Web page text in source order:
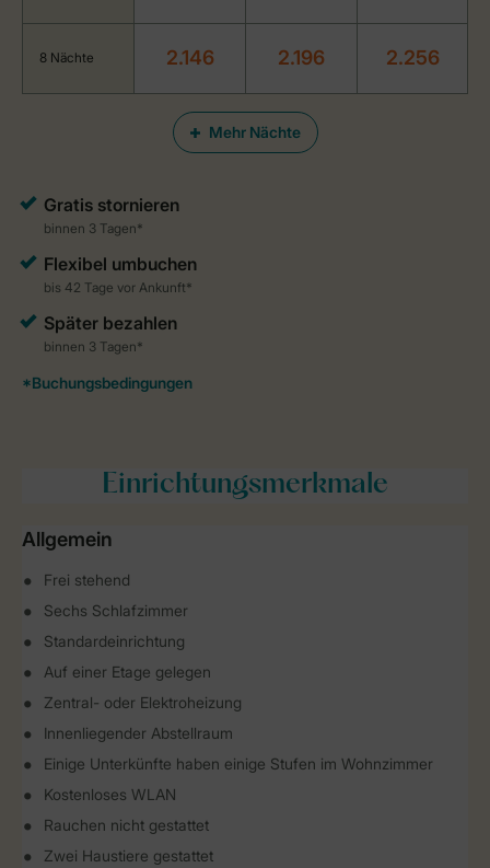
Mehr Nächte
8 Nächte 2.146 2.196 2.256
Einrichtungsmerkmale
Allgemein
Frei stehend
Sechs Schlafzimmer
Standardeinrichtung
Auf einer Etage gelegen
Zentral- oder Elektroheizung
Innenliegender Abstellraum
Einige Unterkünfte haben einige Stufen im Wohnzimmer
Kostenloses WLAN
Rauchen nicht gestattet
Zwei Haustiere gestattet